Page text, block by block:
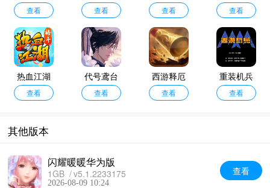
查看
世界
查看
录
查看
女神
查看
热血江湖
传贪玩版
查看
代号鸢台
服
查看
西游释厄
传移植版
查看
重装机兵
查看
其他版本
闪耀暖暖华为版
1GB v5.1.2233175
2026-08-09 10:24
查看